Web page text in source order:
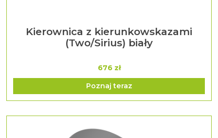
Kierownica z kierunkowskazami
(Two/Sirius) biały
676 zł
Poznaj teraz